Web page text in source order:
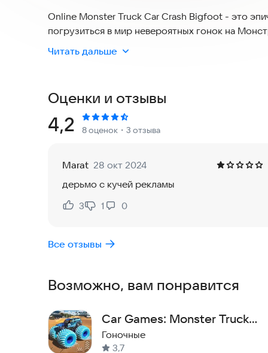
Online Monster Truck Car Crash Bigfoot - это
погрузиться в мир невероятных гонок на
В самой игре есть несколько режимов, но
динамикой, где каждый участник должен
Игра также предлагает различные трюки и
разнообразить гонки невероятными
В игре представлен огромный автопарк
из которых есть свой уровень скорости,
характеристики своего монстр трака, для
Реалистичные 3-Д повреждения и джем на
экстремальность гонок на монстр траках.
Читать дальше
Оценки и отзывы
Рейтинг:
4,2 8 оценок ・3 отзыва
Marat 28 окт 2024
дерьмо с кучей рекламы
Нравится:
3
Не нравится:
1 0
Все отзывы
Возможно, вам понравится
Car Games: Monster Truck
Stunt
Гоночные
3,7